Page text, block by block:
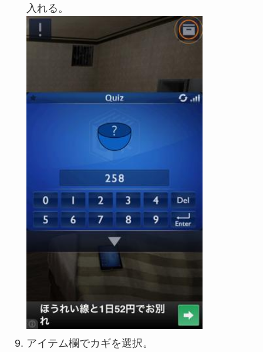
入れる。
アイテム欄でカギを選択。